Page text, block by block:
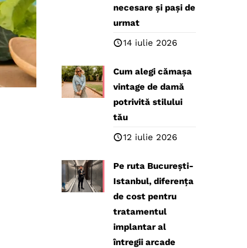
necesare și pași de
urmat
14 iulie 2026
Cum alegi cămașa
vintage de damă
potrivită stilului
tău
12 iulie 2026
Pe ruta București-
Istanbul, diferența
de cost pentru
tratamentul
implantar al
întregii arcade